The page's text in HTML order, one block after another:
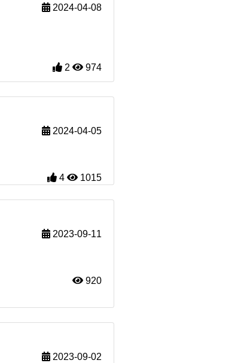
2024-04-08
2 974
2024-04-05
4 1015
2023-09-11
920
2023-09-02